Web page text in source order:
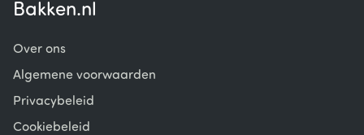
Bakken.nl
Over ons
Algemene voorwaarden
Privacybeleid
Cookiebeleid